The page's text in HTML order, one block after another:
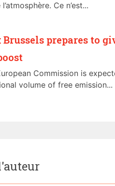
Ce n’est...
Brussels prepares to
Commission is
volume of free emission...